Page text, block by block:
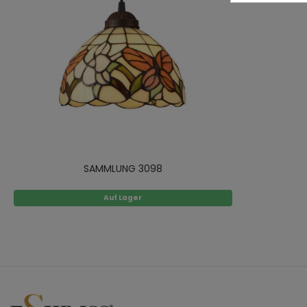
SAMMLUNG 3098
Auf Lager